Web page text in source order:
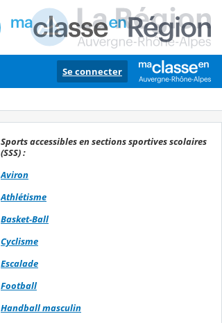
Se connecter
Sports accessibles en sections sportives scolaires
(SSS) :
Aviron
Athlétisme
Basket-Ball
Cyclisme
Escalade
Football
Handball masculin